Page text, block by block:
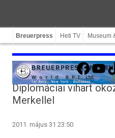
Breuerpress Heti TV Museum
Facebook
Diplomáciai vihart
Merkellel
2011. május 31 23:50